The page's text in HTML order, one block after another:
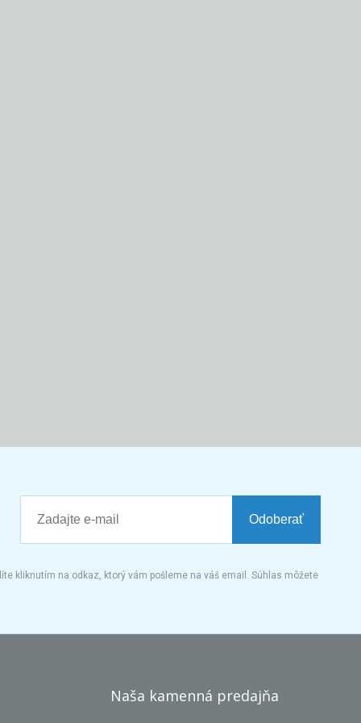
Odoberať
kliknutím na odkaz, ktorý vám pošleme na váš email. Súhlas môžete
Naša kamenná predajňa